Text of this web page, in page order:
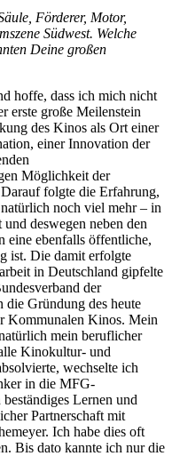
Förderer, Motor,
Südwest. Welche
Deine großen
hoffe, dass ich mich nicht
erste große Meilenstein
des Kinos als Ort einer
einer Innovation der
Möglichkeit der
folgte die Erfahrung,
noch viel mehr – in
deswegen neben den
eine ebenfalls öffentliche,
ist. Die damit erfolgte
in Deutschland gipfelte
der
die Gründung des heute
Kommunalen Kinos. Mein
mein beruflicher
Kinokultur- und
wechselte ich
in die MFG-
Lernen und
Partnerschaft mit
Ich habe dies oft
Bis dato kannte ich nur die